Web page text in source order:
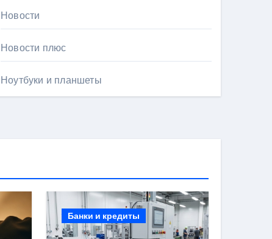
Новости
Новости плюс
Ноутбуки и планшеты
Банки и кредиты